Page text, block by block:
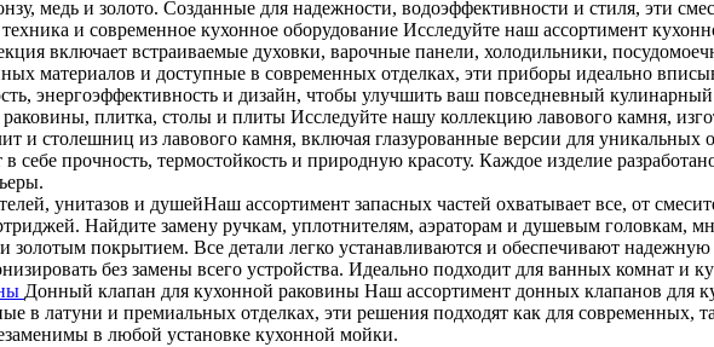
медь и золото. Созданные для надежности, водоэффективности и стиля, эти
и современное кухонное оборудование Исследуйте наш ассортимент
включает встраиваемые духовки, варочные панели, холодильники,
материалов и доступные в современных отделках, эти приборы идеально
энергоэффективность и дизайн, чтобы улучшить ваш повседневный
плитка, столы и плиты Исследуйте нашу коллекцию лавового камня,
и столешниц из лавового камня, включая глазурованные версии для уникальных
себе прочность, термостойкость и природную красоту. Каждое изделие
унитазов и душейНаш ассортимент запасных частей охватывает все, от
Найдите замену ручкам, уплотнителям, аэраторам и душевым головкам,
покрытием. Все детали легко устанавливаются и обеспечивают
без замены всего устройства. Идеально подходит для ванных комнат и
Донный клапан для кухонной раковины Наш ассортимент донных клапанов для
в латуни и премиальных отделках, эти решения подходят как для современных,
в любой установке кухонной мойки.